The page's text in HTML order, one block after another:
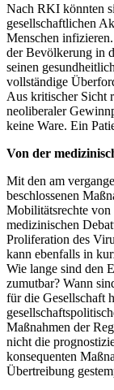
Nach RKI könnten
gesellschaftlichen
Menschen
der Bevölkerung in
seinen
vollständige
Aus kritischer Sicht
neoliberaler
keine Ware. Ein
Von der
Mit den am
beschlossenen
Mobilitätsrechte
medizinischen
Proliferation des
kann ebenfalls in
Wie lange sind den
zumutbar? Wann
für die Gesellschaft
Maßnahmen der
nicht die
konsequenten
Übertreibung